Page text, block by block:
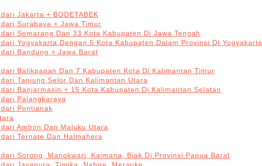
Jakarta + BODETABEK
Surabaya + Jawa Timur
Semarang Dan 33 Kota Kabupaten Di Jawa Tengah
Yogyakarta Dengan 5 Kota Kabupaten Dalam Provinsi DI Yogyakarta
Bandung + Jawa Barat
Balikpapan Dan 7 Kabupaten Kota Di Kalimantan Timur
Tanjung Selor Dan Kalimantan Utara
Banjarmasin + 15 Kota Kabupaten Di Kalimantan Selatan
Palangkaraya
Pontianak
Ambon Dan Maluku Utara
Ternate Dan Halmahera
Sorong, Manokwari, Kaimana, Biak Di Provinsi Papua Barat